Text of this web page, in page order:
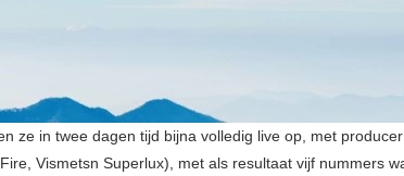
ze in twee dagen tijd bijna volledig live op, met
Vismetsn Superlux), met als resultaat vijf nummers